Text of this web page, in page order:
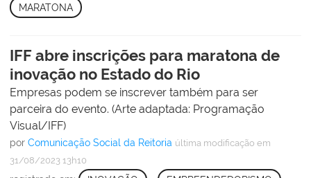
MARATONA
IFF abre inscrições para maratona de
inovação no Estado do Rio
Empresas podem se inscrever também para ser
parceira do evento. (Arte adaptada: Programação
Visual/IFF)
por Comunicação Social da Reitoria última modificação em
31/08/2023 13h10